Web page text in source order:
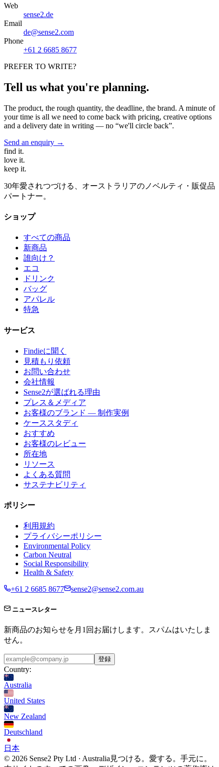
Web
sense2.de
Email
de@sense2.com
Phone
+61 2 6685 8677
PREFER TO WRITE?
Tell us what you're planning.
The product, the rough quantity, the deadline, the brand. A minute of
your time is all we need to come back with pricing, creative options
and a delivery date in writing — no “we'll circle back”.
Send an enquiry →
find it.
love it.
keep it.
30年愛されつづける、オーストラリアのノベルティ・販促品
パートナー。
ショップ
すべての商品
新商品
誰向け？
エコ
ドリンク
バッグ
アパレル
特急
サービス
Findieに聞く
見積もり依頼
お問い合わせ
会社情報
Sense2が選ばれる理由
プレス＆メディア
お客様のブランド — 制作実例
ケーススタディ
おすすめ
お客様のレビュー
所在地
リソース
よくある質問
サステナビリティ
ポリシー
利用規約
プライバシーポリシー
Environmental Policy
Carbon Neutral
Social Responsibility
Health & Safety
+61 2 6685 8677
sense2@sense2.com.au
ニュースレター
新商品のお知らせを月1回お届けします。スパムはいたしま
せん。
登録
Country:
Australia
United States
New Zealand
Deutschland
日本
© 2026 Sense2 Pty Ltd · Australia 見つける。愛する。手元に。